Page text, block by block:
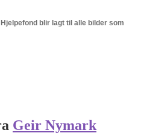
blir lagt til alle bilder som
Geir Nymark